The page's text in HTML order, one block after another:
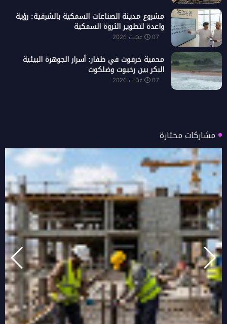
مشروع مدينة الصناعات السمكية بالشرقية: رؤية
واعدة لتطوير الثروة السمكية
07 غشت 2026
محمية خرفوت في ظفار: أسرار الجوهرة البيئية
البكر بين رخيوت وضلكوت
07 غشت 2026
مشاركات مختارة